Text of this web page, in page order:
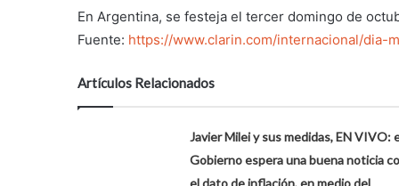
En Argentina, se festeja el tercer domingo de
Fuente: https://www.clarin.com/internacional/dia-
Artículos Relacionados
Javier Milei y sus medidas, EN VIVO:
Gobierno espera una buena noticia
el dato de inflación, en medio del